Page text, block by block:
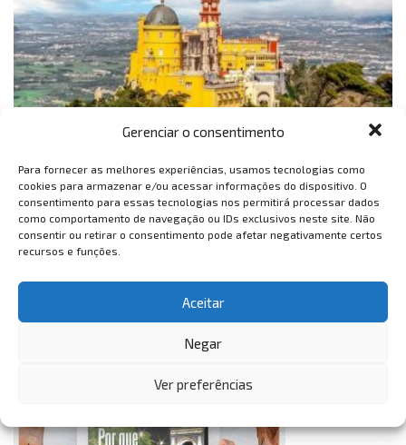
Gerenciar o consentimento
Para fornecer as melhores experiências, usamos tecnologias como
cookies para armazenar e/ou acessar informações do dispositivo. O
consentimento para essas tecnologias nos permitirá processar dados
como comportamento de navegação ou IDs exclusivos neste site. Não
consentir ou retirar o consentimento pode afetar negativamente certos
recursos e funções.
Aceitar
Negar
Ver preferências
Listamos sete palácios incríveis para você incluir no seu roteiro e
conhecer quando visitar o país. VemTambém! Palácio de...
1 2 … 4